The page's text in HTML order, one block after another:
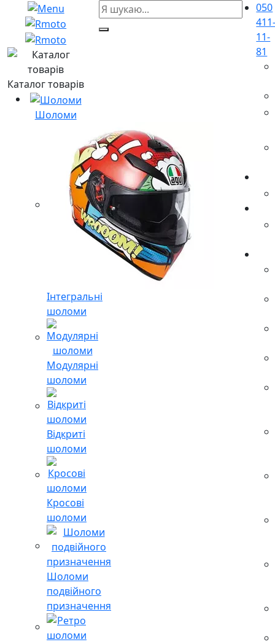
Каталог товарів
Шоломи
Інтегральні
шоломи
Модулярні
шоломи
Відкриті
шоломи
Кросові
шоломи
Шоломи
подвійного
призначення
050
11-
81